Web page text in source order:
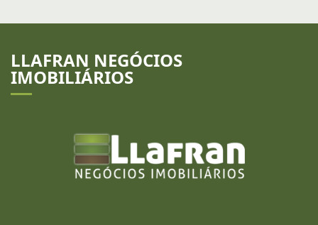
LLAFRAN NEGÓCIOS
IMOBILIÁRIOS